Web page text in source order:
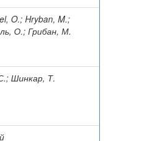
O.; Hryban, M.;
О.; Грибан, М.
Шинкар, Т.